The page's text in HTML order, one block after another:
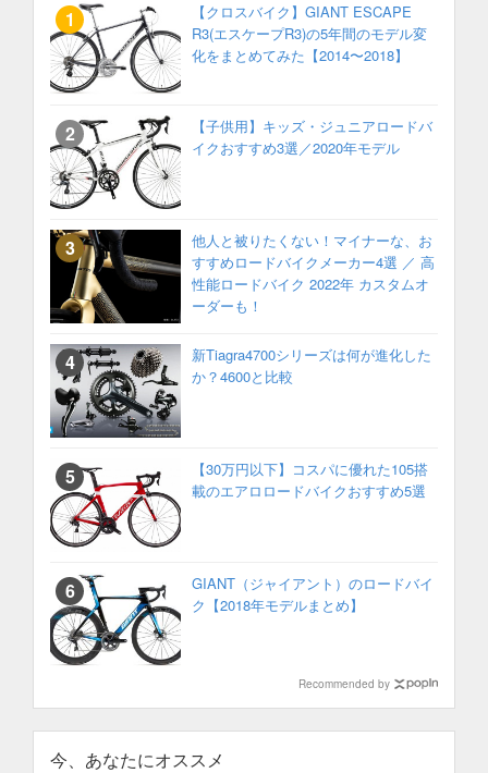
【クロスバイク】GIANT ESCAPE
R3(エスケープR3)の5年間のモデル変
化をまとめてみた【2014〜2018】
【子供用】キッズ・ジュニアロードバ
イクおすすめ3選／2020年モデル
他人と被りたくない！マイナーな、お
すすめロードバイクメーカー4選 ／ 高
性能ロードバイク 2022年 カスタムオ
ーダーも！
新Tiagra4700シリーズは何が進化した
か？4600と比較
【30万円以下】コスパに優れた105搭
載のエアロロードバイクおすすめ5選
GIANT（ジャイアント）のロードバイ
ク【2018年モデルまとめ】
Recommended by
今、あなたにオススメ